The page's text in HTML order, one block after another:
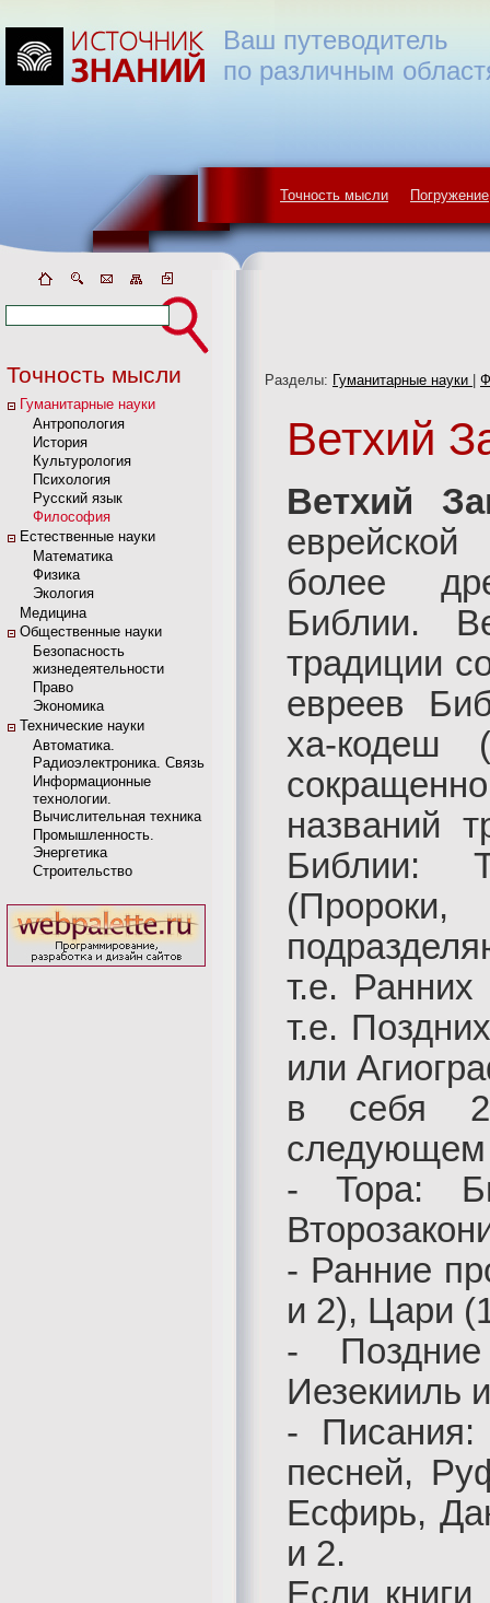
Точность мысли Погружение
Ваш путеводитель
по различным
Точность мысли
Гуманитарные науки
Антропология
История
Культурология
Психология
Русский язык
Философия
Естественные науки
Математика
Физика
Экология
Медицина
Общественные науки
Безопасность
жизнедеятельности
Право
Экономика
Технические науки
Автоматика.
Радиоэлектроника. Связь
Информационные
технологии.
Вычислительная техника
Промышленность.
Энергетика
Строительство
Разделы: Гуманитарные науки
Ветхий
Ветхий
более
Библии.
традиции
евреев
ха-кодеш
названий
Библии:
т.е.
т.е.
или
в себя
следующем
- Тора:
- Ранние
и 2), Цари
-
Иезекииль
-
песней,
Есфирь,
и 2.
Если